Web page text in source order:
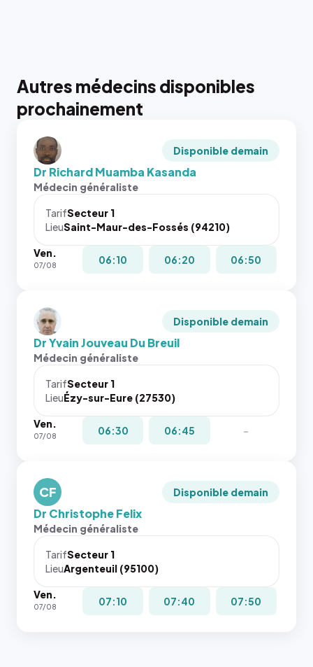
Autres médecins disponibles
prochainement
Disponible demain
Dr Richard Muamba Kasanda
Médecin généraliste
TarifSecteur 1
LieuSaint-Maur-des-Fossés (94210)
Ven.
07/08 06:10 06:20 06:50
Disponible demain
Dr Yvain Jouveau Du Breuil
Médecin généraliste
TarifSecteur 1
LieuÉzy-sur-Eure (27530)
Ven.
07/08 06:30 06:45 -
CF Disponible demain
Dr Christophe Felix
Médecin généraliste
TarifSecteur 1
LieuArgenteuil (95100)
Ven.
07/08 07:10 07:40 07:50